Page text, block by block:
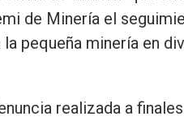
de Minería el
la pequeña minería en
realizada a